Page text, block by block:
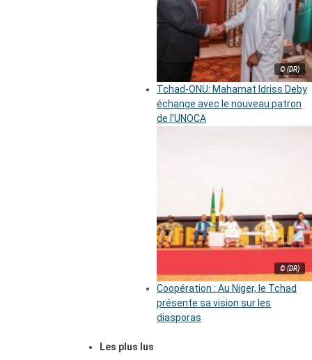
© (DR)
Tchad-ONU: Mahamat Idriss Deby
échange avec le nouveau patron
de l’UNOCA
© (DR)
Coopération : Au Niger, le Tchad
présente sa vision sur les
diasporas
Les plus lus